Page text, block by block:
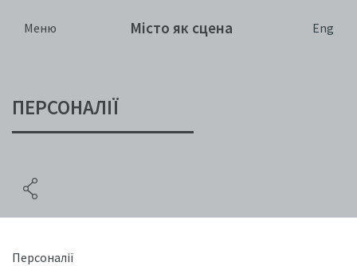
Меню Місто як сцена Eng
ПЕРСОНАЛІЇ
Персоналії